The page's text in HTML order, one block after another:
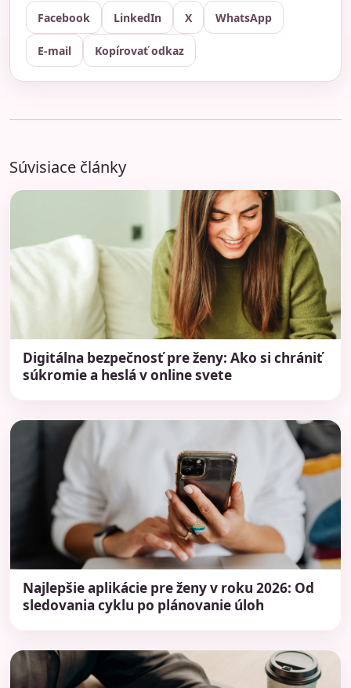
Facebook LinkedIn X WhatsApp
E-mail Kopírovať odkaz
Súvisiace články
Digitálna bezpečnosť pre ženy: Ako si chrániť
súkromie a heslá v online svete
Najlepšie aplikácie pre ženy v roku 2026: Od
sledovania cyklu po plánovanie úloh